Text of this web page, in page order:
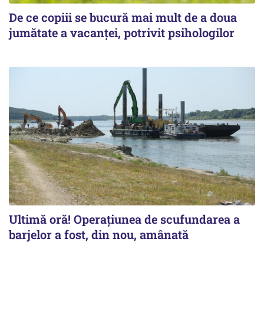
De ce copiii se bucură mai mult de a doua
jumătate a vacanței, potrivit psihologilor
Ultimă oră! Operațiunea de scufundarea a
barjelor a fost, din nou, amânată